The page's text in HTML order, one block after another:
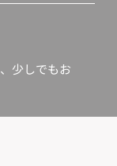
少しでもお